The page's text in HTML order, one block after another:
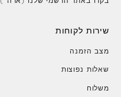
שירות לקוחות
מצב הזמנה
שאלות נפוצות
משלוח